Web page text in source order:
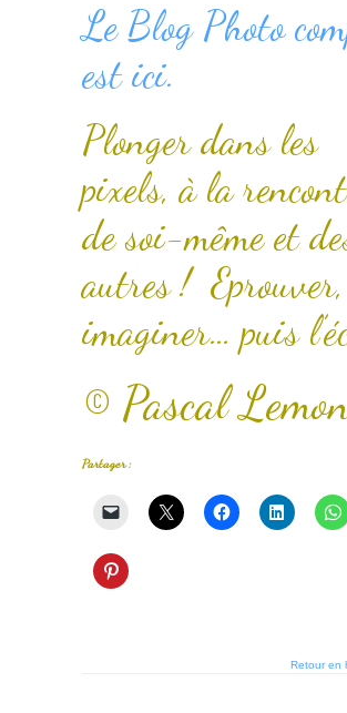
Le Blog Photo
est ici.
Plonger dans les
pixels, à la
de soi-même et
autres ! Eprouver,
imaginer… puis
© Pascal
Partager :
Retour en